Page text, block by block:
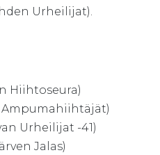
Urheilijat).
Hiihtoseura)
Ampumahiihtäjät)
Urheilijat -41)
Jalas)